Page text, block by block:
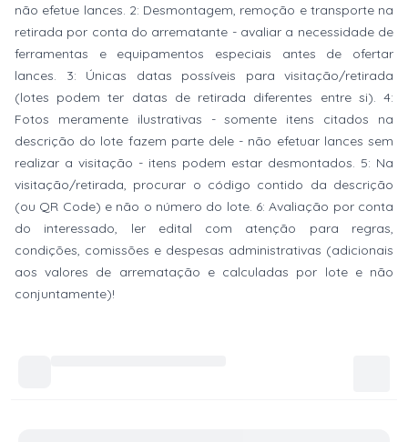
não efetue lances. 2: Desmontagem, remoção e transporte na
retirada por conta do arrematante - avaliar a necessidade de
ferramentas e equipamentos especiais antes de ofertar
lances. 3: Únicas datas possíveis para visitação/retirada
(lotes podem ter datas de retirada diferentes entre si). 4:
Fotos meramente ilustrativas - somente itens citados na
descrição do lote fazem parte dele - não efetuar lances sem
realizar a visitação - itens podem estar desmontados. 5: Na
visitação/retirada, procurar o código contido da descrição
(ou QR Code) e não o número do lote. 6: Avaliação por conta
do interessado, ler edital com atenção para regras,
condições, comissões e despesas administrativas (adicionais
aos valores de arrematação e calculadas por lote e não
conjuntamente)!